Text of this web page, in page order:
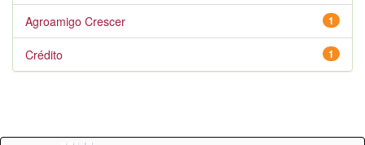
1
Agroamigo Crescer
1
Crédito